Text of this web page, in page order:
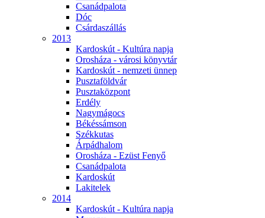
Csanádpalota
Dóc
Csárdaszállás
2013
Kardoskút - Kultúra napja
Orosháza - városi könyvtár
Kardoskút - nemzeti ünnep
Pusztaföldvár
Pusztaközpont
Erdély
Nagymágocs
Békéssámson
Székkutas
Árpádhalom
Orosháza - Ezüst Fenyő
Csanádpalota
Kardoskút
Lakitelek
2014
Kardoskút - Kultúra napja